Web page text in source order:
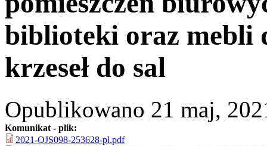
biblioteki oraz mebli
krzeseł do sal
Opublikowano 21 maj,
Komunikat - plik:
2021-OJS098-253628-pl.pdf